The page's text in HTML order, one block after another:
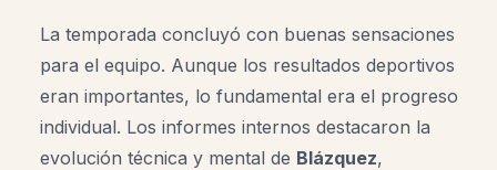
La temporada concluyó con buenas sensaciones
para el equipo. Aunque los resultados deportivos
eran importantes, lo fundamental era el progreso
individual. Los informes internos destacaron la
evolución técnica y mental de Blázquez,